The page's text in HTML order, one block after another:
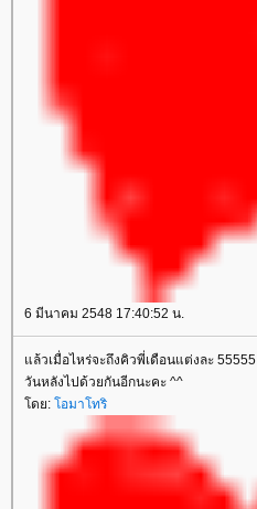
6 มีนาคม 2548 17:40:52 น.
ล้วเมื่อไหร่จะถึงคิวพี่เดือนแต่งละ 55555
วันหลังไปด้วยกันอีกนะคะ ^^
ดย: อมาโทริ